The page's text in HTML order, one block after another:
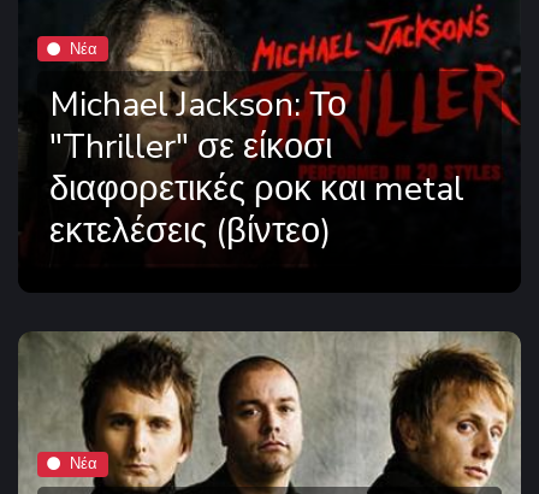
Νέα
Michael Jackson: Το
"Thriller" σε είκοσι
διαφορετικές ροκ και metal
εκτελέσεις (βίντεο)
Νέα